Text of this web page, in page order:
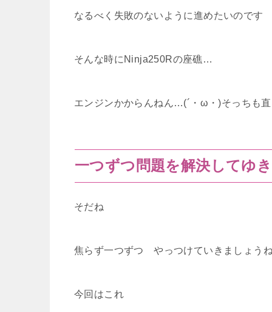
なるべく失敗のないように進めたいのです
そんな時にNinja250Rの座礁…
エンジンかからんねん…(´・ω・)そっちも
一つずつ問題を解決してゆ
そだね
焦らず一つずつ やっつけていきましょう
今回はこれ